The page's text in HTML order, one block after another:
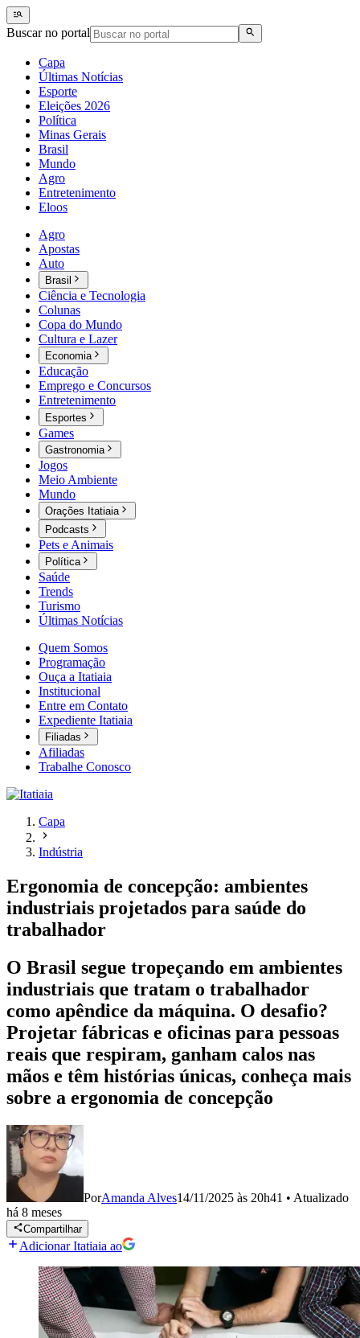
Buscar no portal
Capa
Últimas Notícias
Esporte
Eleições 2026
Política
Minas Gerais
Brasil
Mundo
Agro
Entretenimento
Eloos
Agro
Apostas
Auto
Brasil
Ciência e Tecnologia
Colunas
Copa do Mundo
Cultura e Lazer
Economia
Educação
Emprego e Concursos
Entretenimento
Esportes
Games
Gastronomia
Jogos
Meio Ambiente
Mundo
Orações Itatiaia
Podcasts
Pets e Animais
Política
Saúde
Trends
Turismo
Últimas Notícias
Quem Somos
Programação
Ouça a Itatiaia
Institucional
Entre em Contato
Expediente Itatiaia
Filiadas
Afiliadas
Trabalhe Conosco
Capa
Indústria
Ergonomia de concepção: ambientes
industriais projetados para saúde do
trabalhador
O Brasil segue tropeçando em ambientes
industriais que tratam o trabalhador
como apêndice da máquina. O desafio?
Projetar fábricas e oficinas para pessoas
reais que respiram, ganham calos nas
mãos e têm histórias únicas, conheça mais
sobre a ergonomia de concepção
PorAmanda Alves14/11/2025 às 20h41 • Atualizado
há 8 meses
Compartilhar
Adicionar Itatiaia ao